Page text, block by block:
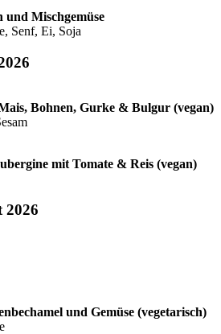
Mischgemüse
Senf, Ei, Soja
Bohnen, Gurke & Bulgur (vegan)
mit Tomate & Reis (vegan)
2026
und Gemüse (vegetarisch)